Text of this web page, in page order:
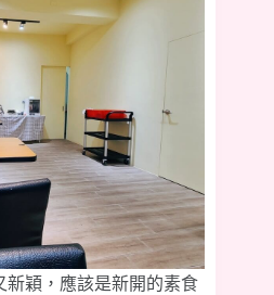
新穎，應該是新開的素食